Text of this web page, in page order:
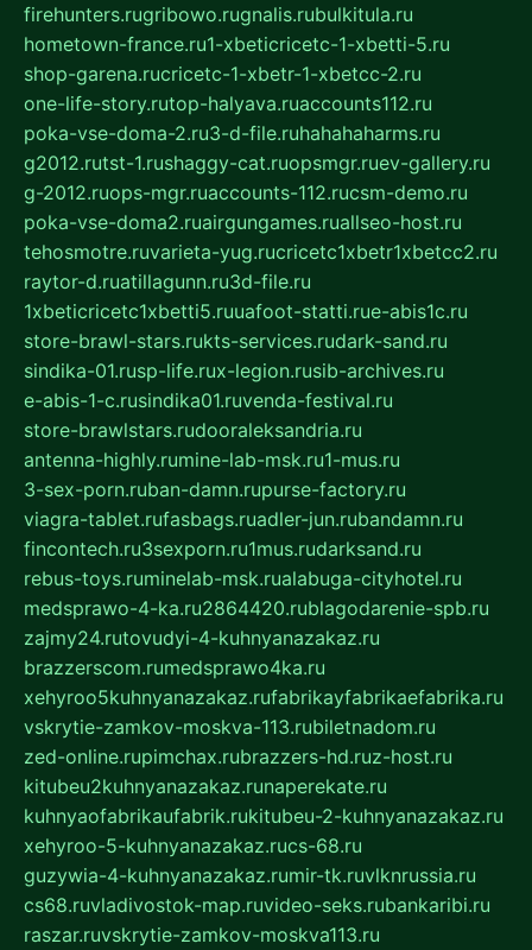
firehunters.rugribowo.rugnalis.rubulkitula.ru
hometown-france.ru1-xbeticricetc-1-xbetti-5.ru
shop-garena.rucricetc-1-xbetr-1-xbetcc-2.ru
one-life-story.rutop-halyava.ruaccounts112.ru
poka-vse-doma-2.ru3-d-file.ruhahahaharms.ru
g2012.rutst-1.rushaggy-cat.ruopsmgr.ruev-gallery.ru
g-2012.ruops-mgr.ruaccounts-112.rucsm-demo.ru
poka-vse-doma2.ruairgungames.ruallseo-host.ru
tehosmotre.ruvarieta-yug.rucricetc1xbetr1xbetcc2.ru
raytor-d.ruatillagunn.ru3d-file.ru
1xbeticricetc1xbetti5.ruuafoot-statti.rue-abis1c.ru
store-brawl-stars.rukts-services.rudark-sand.ru
sindika-01.rusp-life.rux-legion.rusib-archives.ru
e-abis-1-c.rusindika01.ruvenda-festival.ru
store-brawlstars.rudooraleksandria.ru
antenna-highly.rumine-lab-msk.ru1-mus.ru
3-sex-porn.ruban-damn.rupurse-factory.ru
viagra-tablet.rufasbags.ruadler-jun.rubandamn.ru
fincontech.ru3sexporn.ru1mus.rudarksand.ru
rebus-toys.ruminelab-msk.rualabuga-cityhotel.ru
medsprawo-4-ka.ru2864420.rublagodarenie-spb.ru
zajmy24.rutovudyi-4-kuhnyanazakaz.ru
brazzerscom.rumedsprawo4ka.ru
xehyroo5kuhnyanazakaz.rufabrikayfabrikaefabrika.ru
vskrytie-zamkov-moskva-113.rubiletnadom.ru
zed-online.rupimchax.rubrazzers-hd.ruz-host.ru
kitubeu2kuhnyanazakaz.runaperekate.ru
kuhnyaofabrikaufabrik.rukitubeu-2-kuhnyanazakaz.ru
xehyroo-5-kuhnyanazakaz.rucs-68.ru
guzywia-4-kuhnyanazakaz.rumir-tk.ruvlknrussia.ru
cs68.ruvladivostok-map.ruvideo-seks.rubankaribi.ru
raszar.ruvskrytie-zamkov-moskva113.ru